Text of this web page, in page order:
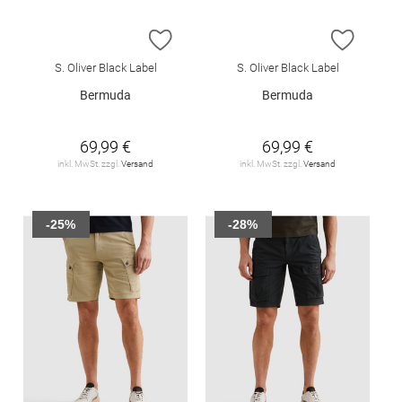
ZUR WUNSCHLISTE HINZUFÜGEN
S. Oliver Black Label
Bermuda
69,99 €
inkl. MwSt. zzgl. Versand
ZUR
S. Oliver Black Label
Bermuda
69,99 €
inkl. MwSt. zzgl. Versand
-25% -28%